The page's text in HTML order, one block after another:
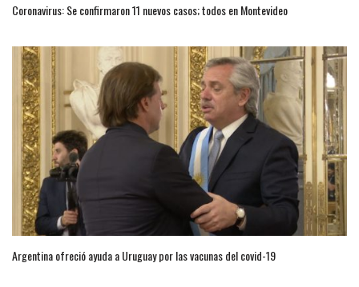
Coronavirus: Se confirmaron 11 nuevos casos; todos en Montevideo
Argentina ofreció ayuda a Uruguay por las vacunas del covid-19